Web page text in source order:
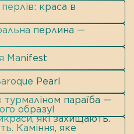
краса в
перлина —
Manifest
Pearl
турмаліном параїба —
образу!
які захищають.
Каміння, яке